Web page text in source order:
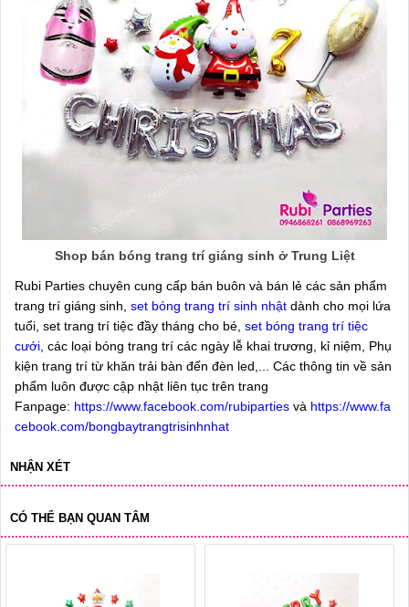
Shop bán bóng trang trí giáng sinh ở Trung Liệt
Rubi Parties chuyên cung cấp bán buôn và bán lẻ các sản phẩm
trang trí giáng sinh, set bóng trang trí sinh nhật dành cho mọi lứa
tuổi, set trang trí tiệc đầy tháng cho bé, set bóng trang trí tiệc
cưới , các loại bóng trang trí các ngày lễ khai trương, kỉ niệm, Phụ
kiện trang trí từ khăn trải bàn đến đèn led,... Các thông tin về sản
phẩm luôn được cập nhật liên tục trên trang
Fanpage: https://www.facebook.com/rubiparties và https://www.fa
cebook.com/bongbaytrangtrisinhnhat
NHẬN XÉT
CÓ THỂ BẠN QUAN TÂM